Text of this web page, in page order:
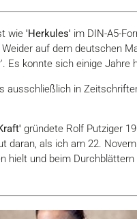
wie 'Herkules' im DIN-A5-
auf dem deutschen
Es konnte sich einige Jahre
ausschließlich in
gründete Rolf Putziger
als ich am 22.
und beim